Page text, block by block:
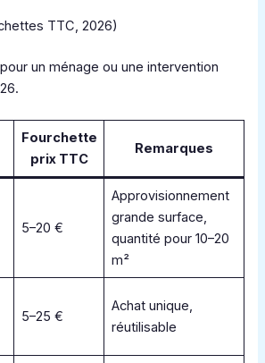
TTC, 2026)
un ménage ou une intervention
Fourchette
prix TTC
Remarques
5–20 €
Approvisionnement
grande surface,
quantité pour 10–20
m²
5–25 €
Achat unique,
réutilisable